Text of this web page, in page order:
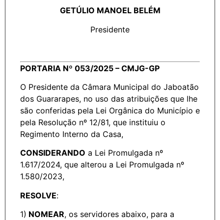
GETÚLIO MANOEL BELÉM
Presidente
PORTARIA Nº 053/2025 – CMJG-GP
O Presidente da Câmara Municipal do Jaboatão
dos Guararapes, no uso das atribuições que lhe
são conferidas pela Lei Orgânica do Município e
pela Resolução nº 12/81, que instituiu o
Regimento Interno da Casa,
CONSIDERANDO a Lei Promulgada nº
1.617/2024, que alterou a Lei Promulgada nº
1.580/2023,
RESOLVE:
1) NOMEAR, os servidores abaixo, para a